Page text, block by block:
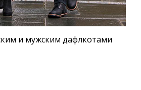
и мужским дафлкотами